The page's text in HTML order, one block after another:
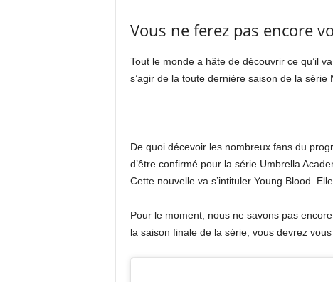
Vous ne ferez pas encore
Tout le monde a hâte de découvrir ce qu’il
s’agir de la toute dernière saison de la série
De quoi décevoir les nombreux fans du
d’être confirmé pour la série Umbrella
Cette nouvelle va s’intituler Young Blood.
Pour le moment, nous ne savons pas
la saison finale de la série, vous devrez